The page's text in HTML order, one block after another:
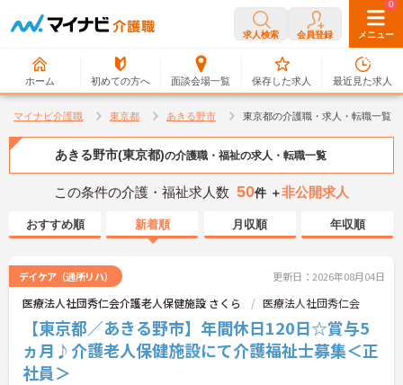
求人検索 会員登録 メニュー
ホーム 初めての方へ 面談会場一覧
0
保存した求人
0
最近見た求人
マイナビ介護職 東京都 あきる野市 東京都の介護職・求人・転職一覧
あきる野市(東京都)の介護職・福祉の求人・転職一覧
この条件の介護・福祉求人数 50件 ＋非公開求人
おすすめ順 新着順 月収順 年収順
デイケア（通所リハ） 更新日：2026年08月04日
医療法人社団秀仁会介護老人保健施設 さくら 医療法人社団秀仁会
【東京都／あきる野市】年間休日120日☆賞与5
ヵ月♪介護老人保健施設にて介護福祉士募集＜正
社員＞